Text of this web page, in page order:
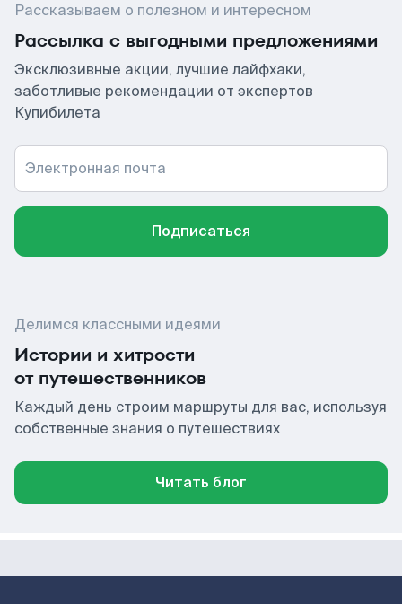
Рассказываем о полезном и интересном
Рассылка с выгодными предложениями
Эксклюзивные акции, лучшие лайфхаки,
заботливые рекомендации от экспертов
Купибилета
Электронная почта
Подписаться
Делимся классными идеями
Истории и хитрости
от путешественников
Каждый день строим маршруты для вас, используя
собственные знания о путешествиях
Читать блог